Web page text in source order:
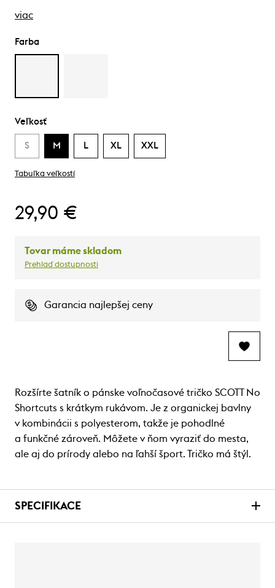
viac
Farba
Veľkosť
S M L XL XXL
Tabuľka veľkostí
29,90 €
Tovar máme skladom
Prehlaď dostupnosti
Garancia najlepšej ceny
Rozšírte šatník o pánske voľnočasové tričko SCOTT No
Shortcuts s krátkym rukávom. Je z organickej bavlny
v kombinácii s polyesterom, takže je pohodlné
a funkčné zároveň. Môžete v ňom vyraziť do mesta,
ale aj do prírody alebo na ľahší šport. Tričko má štýl.
SPECIFIKACE